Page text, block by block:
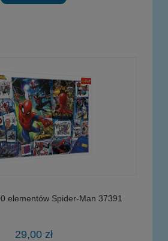
elementów Spider-Man 37391
29,00 zł